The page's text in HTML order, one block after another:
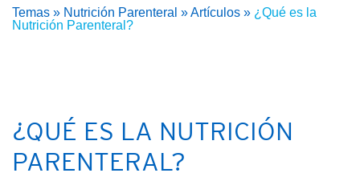
Recordarme
Temas » Nutrición Parenteral »Artículos » ¿Qué es la
Nutrición Parenteral?
¿QUÉ ES LA NUTRICIÓN
PARENTERAL?